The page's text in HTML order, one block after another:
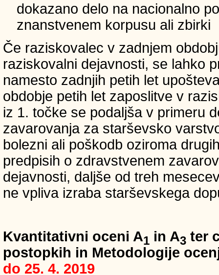
dokazano delo na nacionalno
znanstvenem korpusu ali zbirki
Če raziskovalec v zadnjem
raziskovalni dejavnosti, se lahko
namesto zadnjih petih let
obdobje petih let zaposlitve v
iz 1. točke se podaljša v primeru
zavarovanja za starševsko
bolezni ali poškodb oziroma
predpisih o zdravstvenem
dejavnosti, daljše od treh
ne vpliva izraba starševskega
Kvantitativni oceni A1 in A3 ter
postopkih in Metodologije
do 25. 4. 2019